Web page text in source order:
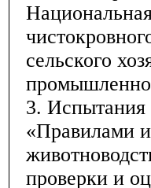
сельского
3. Испытания
«Правилами
проверки и